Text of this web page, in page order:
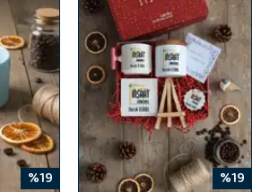
%19 %19